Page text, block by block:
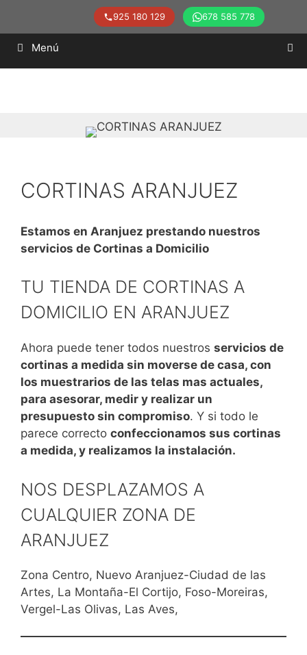
Saltar
contenido
925 180 129 678 585 778
Menú
CORTINAS ARANJUEZ
Estamos en Aranjuez prestando nuestros
servicios de Cortinas a Domicilio
TU TIENDA DE CORTINAS A
DOMICILIO EN ARANJUEZ
Ahora puede tener todos nuestros servicios de
cortinas a medida sin moverse de casa, con
los muestrarios de las telas mas actuales,
para asesorar, medir y realizar un
presupuesto sin compromiso. Y si todo le
parece correcto confeccionamos sus cortinas
a medida, y realizamos la instalación.
NOS DESPLAZAMOS A
CUALQUIER ZONA DE
ARANJUEZ
Zona Centro, Nuevo Aranjuez-Ciudad de las
Artes, La Montaña-El Cortijo, Foso-Moreiras,
Vergel-Las Olivas, Las Aves,